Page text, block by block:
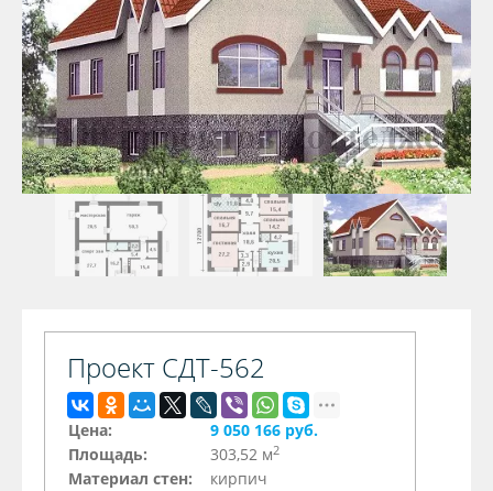
Проект СДТ-562
Цена:
9 050 166 руб.
Площадь:
303,52 м2
Материал стен:
кирпич